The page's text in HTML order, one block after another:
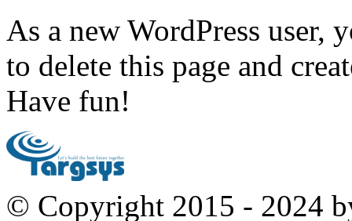
As a new WordPress user,
to delete this page and
Have fun!
© Copyright 2015 - 2024